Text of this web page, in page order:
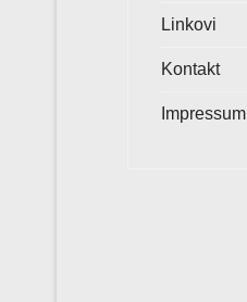
Linkovi
Kontakt
Impressum